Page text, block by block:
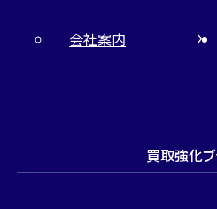
会社案内
買取強化ブ